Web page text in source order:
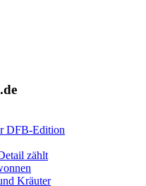
DFB-Edition
zählt
Kräuter